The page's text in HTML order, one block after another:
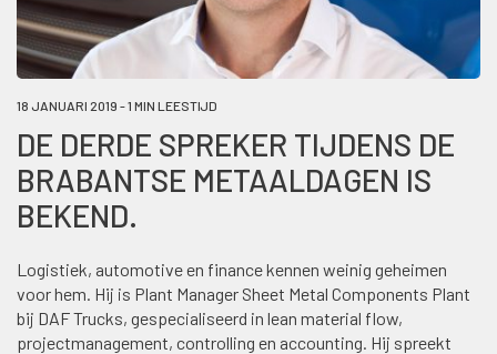
18 JANUARI 2019 - 1 MIN LEESTIJD
DE DERDE SPREKER TIJDENS DE
BRABANTSE METAALDAGEN IS
BEKEND.
Logistiek, automotive en finance kennen weinig geheimen
voor hem. Hij is Plant Manager Sheet Metal Components Plant
bij DAF Trucks, gespecialiseerd in lean material flow,
projectmanagement, controlling en accounting. Hij spreekt